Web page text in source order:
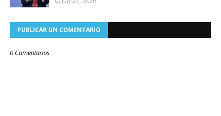
PUBLICAR UN COMENTARIO
0 Comentarios